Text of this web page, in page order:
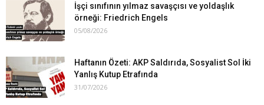
İşçi sınıfının yılmaz savaşçısı ve yoldaşlık
örneği: Friedrich Engels
05/08/2026
Haftanın Özeti: AKP Saldırıda, Sosyalist Sol İki
Yanlış Kutup Etrafında
31/07/2026